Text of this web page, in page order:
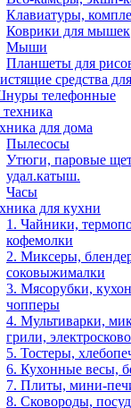
Клавиатуры,
Коврики для мышек
Мыши
Планшеты для
средства
телефонные
для дома
Пылесосы
Утюги, паровые
удал.катыш.
Часы
для кухни
1. Чайники,
кофемолки
2. Миксеры,
соковыжималки
3. Мясорубки,
чопперы
4. Мультиварки,
грили,
5. Тостеры,
6. Кухонные весы,
7. Плиты, мини-
8. Сковороды,